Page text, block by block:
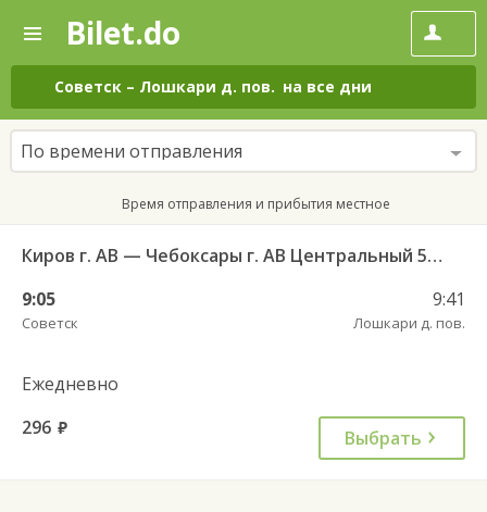
—
Поиск
и
покупка
билетов
на
автобус
онлайн
Bilet.do
Советск – Лошкари д. пов. на все дни
По времени отправления
Время отправления и прибытия местное
Киров г. АВ — Чебоксары г. АВ Центральный 5923
9:05
Советск
9:41
Лошкари д. пов.
Ежедневно
296 руб. Выбрать